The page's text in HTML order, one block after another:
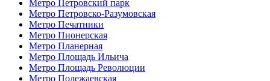
Метро Петровский парк
Метро Петровско-Разумовская
Метро Печатники
Метро Пионерская
Метро Планерная
Метро Площадь Ильича
Метро Площадь Революции
Метро Полежаевская